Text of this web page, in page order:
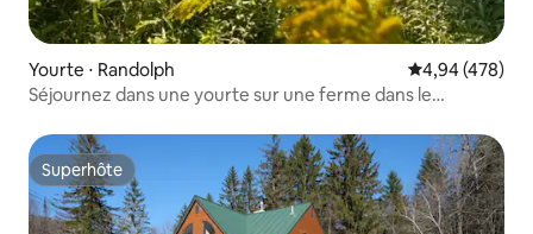
Yourte ⋅ Randolph Évaluation
4,94 (478)
Séjournez dans une yourte sur une ferme dans le
Superhôte
Superhôte